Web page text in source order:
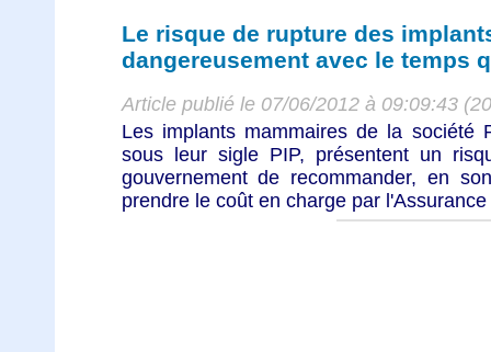
Le risque de rupture des
dangereusement avec le temps
Article publié le 07/06/2012 à 09:09:43
Les implants mammaires de la société
sous leur sigle PIP, présentent un
gouvernement de recommander, en
prendre le coût en charge par l'Assurance